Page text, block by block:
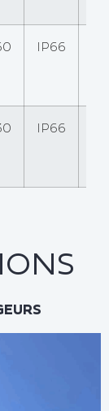
IP66
IP66